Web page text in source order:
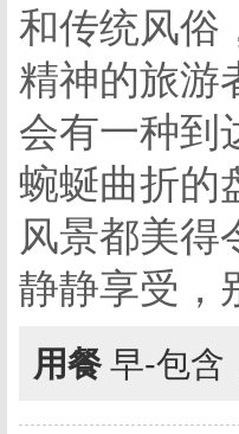
和传统风俗
精神的旅游
会有一种到
蜿蜒曲折的
风景都美得
静静享受，
用餐 早-包含